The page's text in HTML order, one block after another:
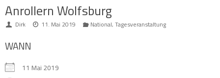
Anrollern Wolfsburg
Dirk 11. Mai 2019 National, Tagesveranstaltung
WANN
11 Mai 2019